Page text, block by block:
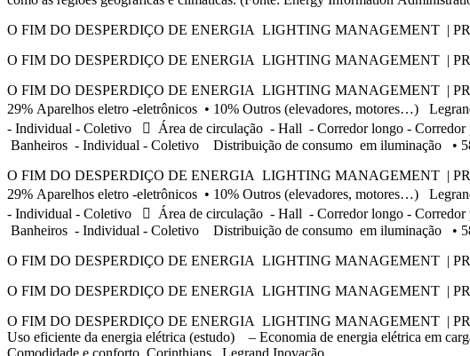
O FIM DO DESPERDIÇO DE ENERGIA LIGHTING MANAGEMENT |
O FIM DO DESPERDIÇO DE ENERGIA LIGHTING MANAGEMENT |
O FIM DO DESPERDIÇO DE ENERGIA LIGHTING MANAGEMENT |
29% Aparelhos eletro -eletrônicos • 10% Outros (elevadores, motores…)
- Individual - Coletivo  Área de circulação - Hall - Corredor longo -
Banheiros - Individual - Coletivo Distribuição de consumo em iluminação •
O FIM DO DESPERDIÇO DE ENERGIA LIGHTING MANAGEMENT |
29% Aparelhos eletro -eletrônicos • 10% Outros (elevadores, motores…)
- Individual - Coletivo  Área de circulação - Hall - Corredor longo -
Banheiros - Individual - Coletivo Distribuição de consumo em iluminação •
O FIM DO DESPERDIÇO DE ENERGIA LIGHTING MANAGEMENT |
O FIM DO DESPERDIÇO DE ENERGIA LIGHTING MANAGEMENT |
O FIM DO DESPERDIÇO DE ENERGIA LIGHTING MANAGEMENT |
Uso eficiente da energia elétrica (estudo) – Economia de energia elétrica em
Comodidade e conforto Corinthians Legrand Inovação